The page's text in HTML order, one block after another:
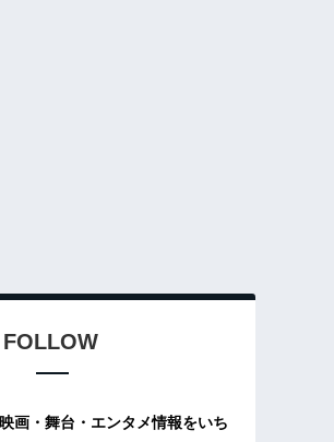
FOLLOW
画・舞台・エンタメ情報をいち